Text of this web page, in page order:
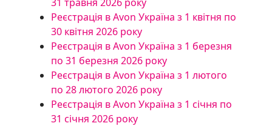
Реєстрація в Avon Україна з 1 квітня по
30 квітня 2026 року
Реєстрація в Avon Україна з 1 березня
по 31 березня 2026 року
Реєстрація в Avon Україна з 1 лютого
по 28 лютого 2026 року
Реєстрація в Avon Україна з 1 січня по
31 січня 2026 року